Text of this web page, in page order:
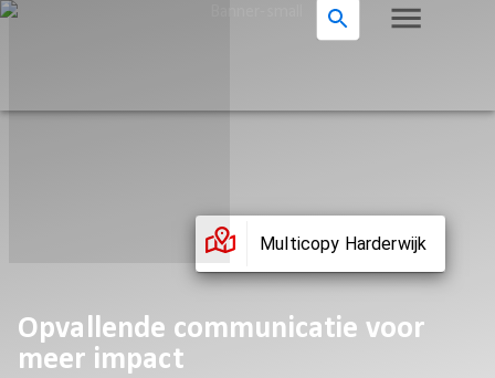
Multicopy Harderwijk
Opvallende communicatie voor
meer impact